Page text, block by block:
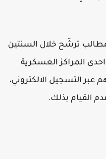
ترشّح خلال السنتين
المراكز العسكرية
التسجيل الالكتروني،
بذلك.